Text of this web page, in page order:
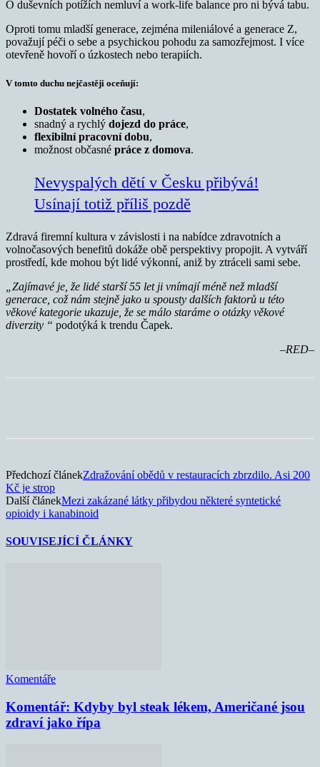
O duševních potížích nemluví a work-life balance pro ni bývá tabu.
Oproti tomu mladší generace, zejména mileniálové a generace Z,
považují péči o sebe a psychickou pohodu za samozřejmost. I více
otevřeně hovoří o úzkostech nebo terapiích.
V tomto duchu nejčastěji oceňují:
Dostatek volného času,
snadný a rychlý dojezd do práce,
flexibilní pracovní dobu,
možnost občasné práce z domova.
Nevyspalých dětí v Česku přibývá!
Usínají totiž příliš pozdě
Zdravá firemní kultura v závislosti i na nabídce zdravotních a
volnočasových benefitů dokáže obě perspektivy propojit. A vytváří
prostředí, kde mohou být lidé výkonní, aniž by ztráceli sami sebe.
„Zajímavé je, že lidé starší 55 let ji vnímají méně než mladší
generace, což nám stejně jako u spousty dalších faktorů u této
věkové kategorie ukazuje, že se málo staráme o otázky věkové
diverzity “ podotýká k trendu Čapek.
–RED–
Předchozí článekZdražování obědů v restauracích zbrzdilo. Asi 200
Kč je strop
Další článekMezi zakázané látky přibydou některé syntetické
opioidy i kanabinoid
SOUVISEJÍCÍ ČLÁNKY
Komentáře
Komentář: Kdyby byl steak lékem, Američané jsou
zdraví jako řípa